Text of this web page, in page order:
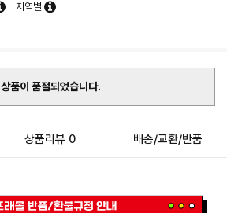
지역별
상품이 품절되었습니다.
상품리뷰 0 배송/교환/반품